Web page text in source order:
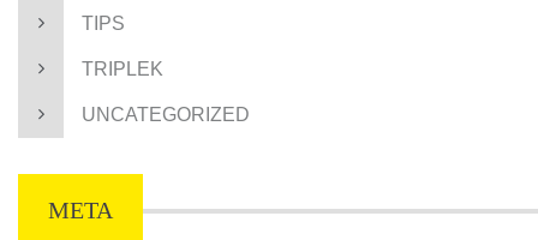
TIPS
TRIPLEK
UNCATEGORIZED
META